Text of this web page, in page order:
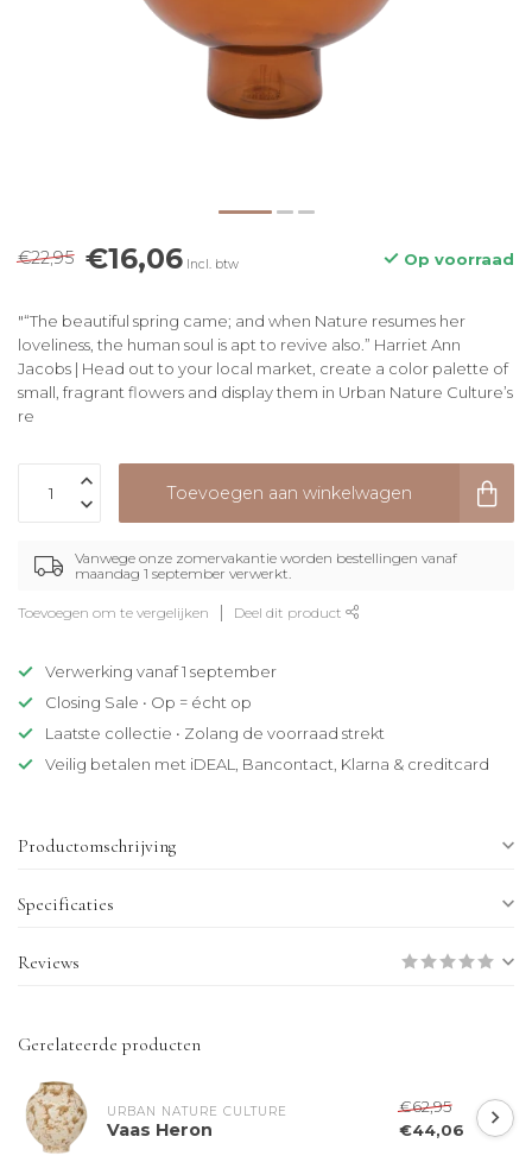
€22,95 €16,06 Incl. btw Op voorraad
"“The beautiful spring came; and when Nature resumes her
loveliness, the human soul is apt to revive also.” Harriet Ann
Jacobs | Head out to your local market, create a color palette of
small, fragrant flowers and display them in Urban Nature Culture’s
re
Toevoegen aan winkelwagen
Vanwege onze zomervakantie worden bestellingen vanaf
maandag 1 september verwerkt.
Toevoegen om te vergelijken Deel dit product
Verwerking vanaf 1 september
Closing Sale • Op = écht op
Laatste collectie • Zolang de voorraad strekt
Veilig betalen met iDEAL, Bancontact, Klarna & creditcard
Productomschrijving
Specificaties
Reviews
Gerelateerde producten
URBAN NATURE CULTURE
Vaas Heron
€62,95
€44,06